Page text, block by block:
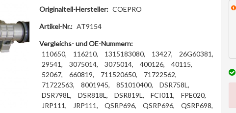
Originalteil-Hersteller: COEPRO
Artikel-Nr.: AT9154
Vergleichs- und OE-Nummern:
110650,
116210, 1315183080, 13427,
26G60381,
29541,
3075014, 3075014, 400126,
40115,
52067,
660819, 711520650,
71722562,
71722563,
8001945, 851010400,
DSR758L,
DSR798L,
DSR818L, DSR819L, FCI011,
FPE020,
JRP111,
JRP111, QSRP696, QSRP696,
QSRP698,